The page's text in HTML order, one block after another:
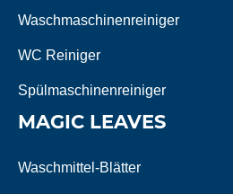
Waschmaschinenreiniger
WC Reiniger
Spülmaschinenreiniger
MAGIC LEAVES
Waschmittel-Blätter